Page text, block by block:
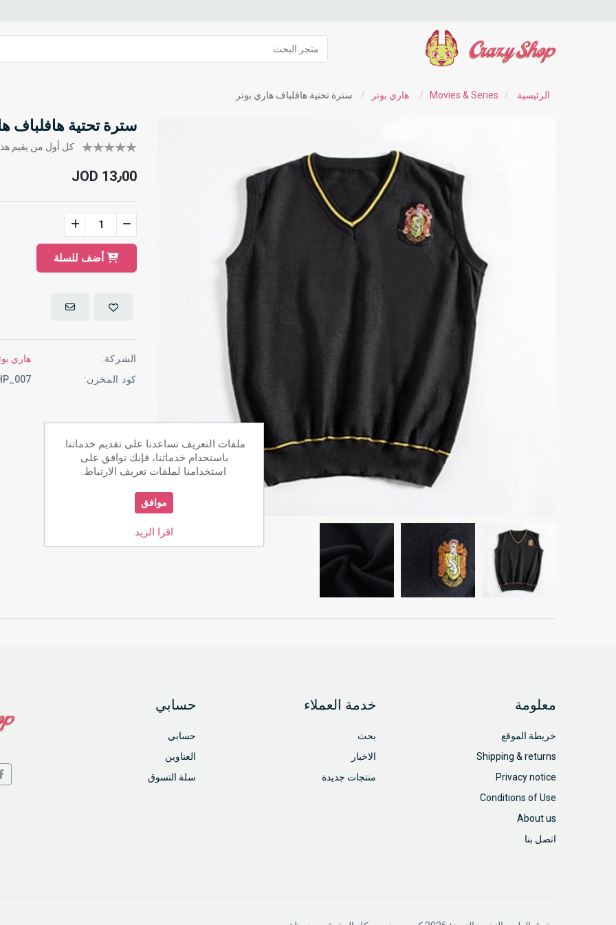
الرئيسية /
Movies & Series
/ هاري بوتر / سترة تحتية هافلباف هاري بوتر
سترة تحتية هافلباف
كل أول من يقيم هذا
JOD 13٫00
أضف للسلة
الشركة:
هاري
كود المخزن:
معلومة
خريطة الموقع
Shipping & returns
Privacy notice
Conditions of Use
About us
اتصل بنا
خدمة العملاء
بحث
الاخبار
منتجات جديدة
حسابي
حسابي
العناوين
سلة التسوق
ملفات التعريف تساعدنا على تقديم خدماتنا.
باستخدام خدماتنا، فإنك توافق على
استخدامنا لملفات تعريف الارتباط.
موافق
اقرا الزيد